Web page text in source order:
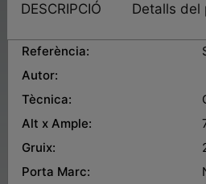
DESCRIPCIÓ Detalls del
Referència:
Autor:
Tècnica:
Alt x Ample:
Gruix:
Porta Marc: